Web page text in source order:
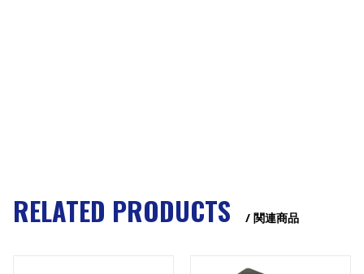
RELATED PRODUCTS / 関連商品